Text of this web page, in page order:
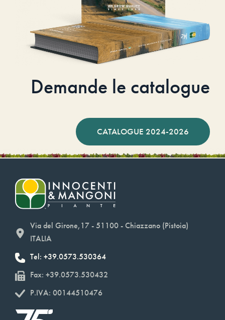
Demande le catalogue
CATALOGUE 2024-2026
Via del Girone,17 - 51100 - Chiazzano (Pistoia)
ITALIA
Tel: +39.0573.530364
Fax: +39.0573.530432
P.IVA: 00144510476